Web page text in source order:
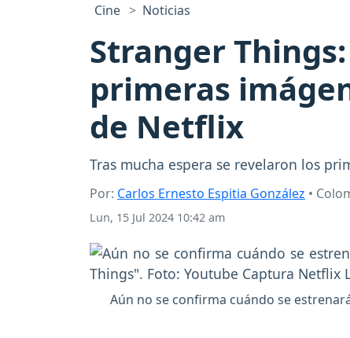
Cine Noticias
Stranger
primeras
de Netflix
Tras mucha espera se revelaron los
Por: Carlos Ernesto Espitia González •
Lun, 15 Jul 2024 10:42 am
Aún no se confirma cuándo se